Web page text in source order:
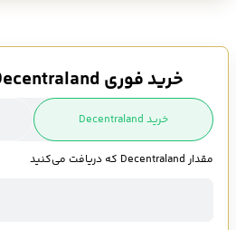
خرید فوری Decentraland
خرید Decentraland
مقدار Decentraland که دریافت می‌کنید